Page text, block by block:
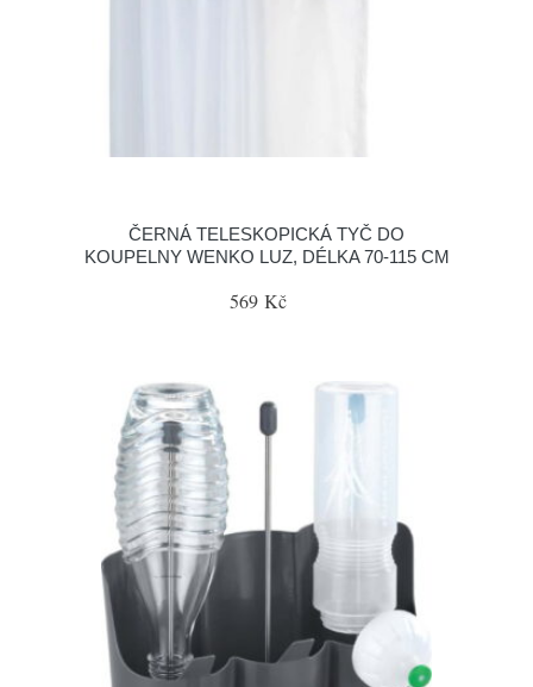
ČERNÁ TELESKOPICKÁ TYČ DO
KOUPELNY WENKO LUZ, DÉLKA 70-115 CM
569 Kč